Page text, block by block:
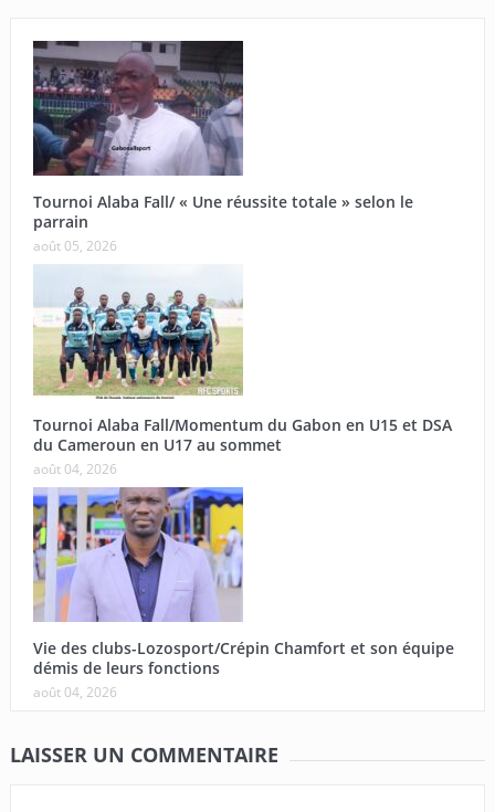
Tournoi Alaba Fall/ « Une réussite totale » selon le
parrain
août 05, 2026
Tournoi Alaba Fall/Momentum du Gabon en U15 et DSA
du Cameroun en U17 au sommet
août 04, 2026
Vie des clubs-Lozosport/Crépin Chamfort et son équipe
démis de leurs fonctions
août 04, 2026
LAISSER UN COMMENTAIRE